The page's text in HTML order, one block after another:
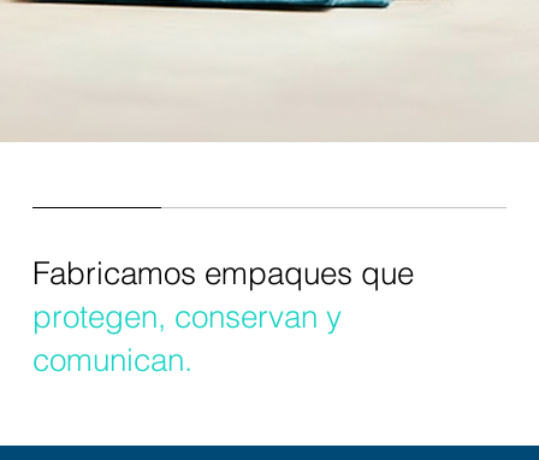
Fabricamos empaques que
protegen, conservan y
comunican.